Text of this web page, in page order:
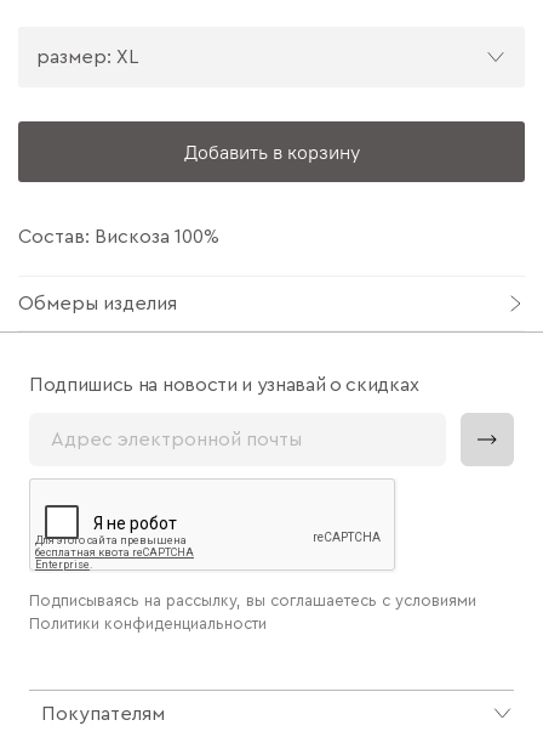
Добавить в корзину
размер: XL
Состав: Вискоза 100%
Обмеры изделия
Покупателям
Подпишись на новости и узнавай о скидках
Подписываясь на рассылку, вы соглашаетесь с условиями
Политики конфиденциальности